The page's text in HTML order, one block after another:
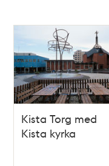
Kista Torg med
Kista kyrka